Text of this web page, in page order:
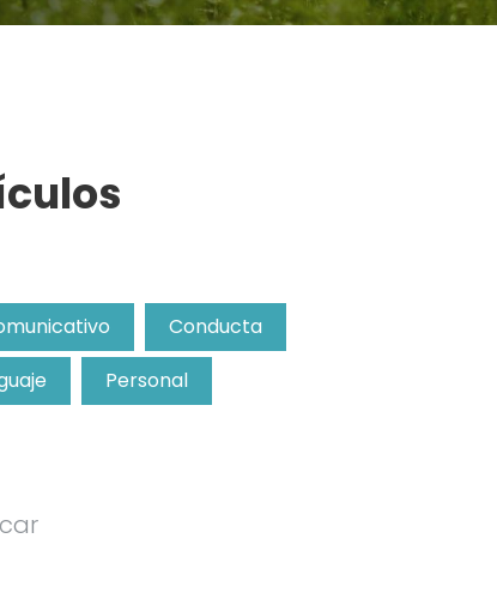
Conducta
Personal